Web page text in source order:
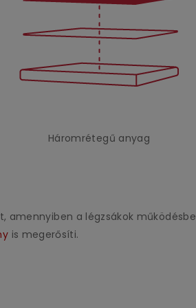
Háromrétegű anyag
amennyiben a légzsákok működésbe
is megerősíti.